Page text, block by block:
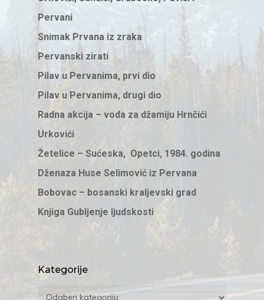
Pervani
Snimak Prvana iz zraka
Pervanski zirati
Pilav u Pervanima, prvi dio
Pilav u Pervanima, drugi dio
Radna akcija – voda za džamiju Hrnčići
Urkovići
Žetelice – Sućeska, Opetci, 1984. godina
Dženaza Huse Selimović iz Pervana
Bobovac – bosanski kraljevski grad
Knjiga Gubljenje ljudskosti
Kategorije
Kategorije